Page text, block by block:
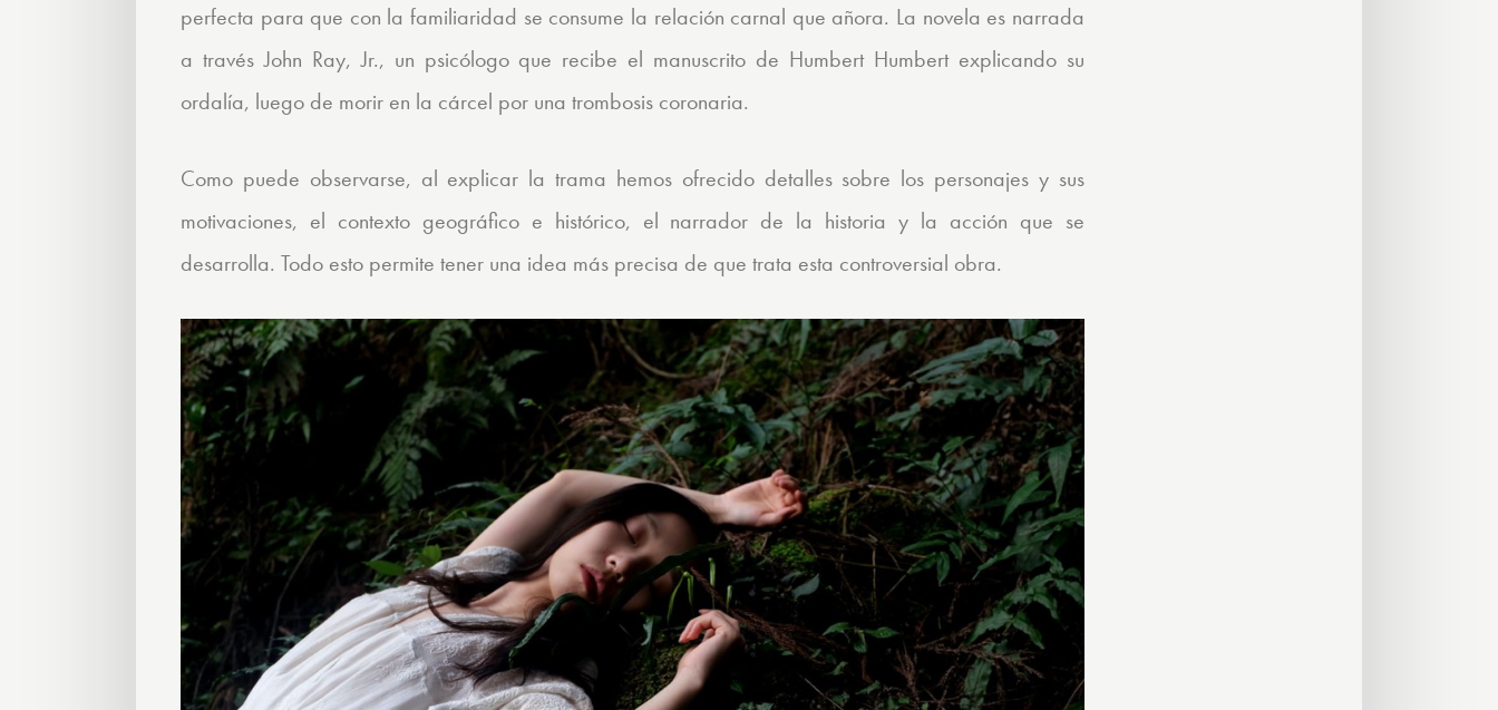
perfecta para que con la familiaridad se consume la relación carnal que añora. La novela es narrada
a través John Ray, Jr., un psicólogo que recibe el manuscrito de Humbert Humbert explicando su
ordalía, luego de morir en la cárcel por una trombosis coronaria.
Como puede observarse, al explicar la trama hemos ofrecido detalles sobre los personajes y sus
motivaciones, el contexto geográfico e histórico, el narrador de la historia y la acción que se
desarrolla. Todo esto permite tener una idea más precisa de que trata esta controversial obra.